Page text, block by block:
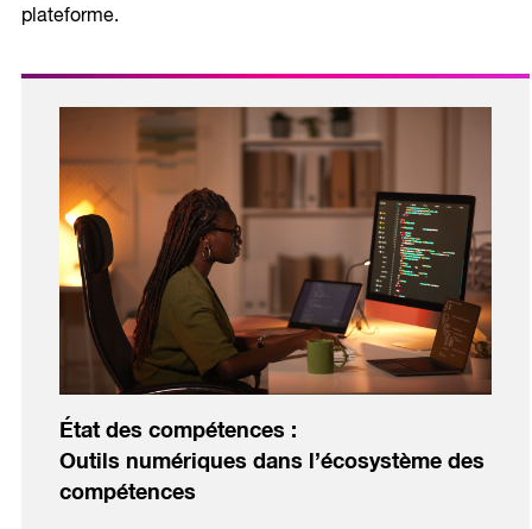
plateforme.
État des compétences :
Outils numériques dans l’écosystème des
compétences